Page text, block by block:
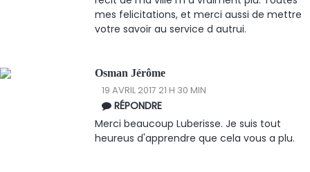
mes felicitations, et merci aussi de mettre
votre savoir au service d autrui.
Osman Jérôme
19 AVRIL 2017 21 H 30 MIN
RÉPONDRE
Merci beaucoup Luberisse. Je suis tout
heureus d'apprendre que cela vous a plu.